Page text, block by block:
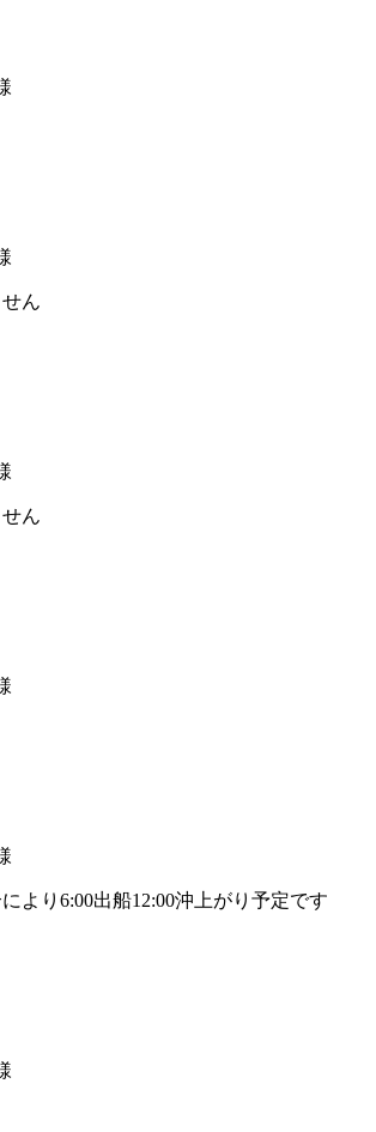
ん
ん
より6:00出船12:00沖上がり予定です